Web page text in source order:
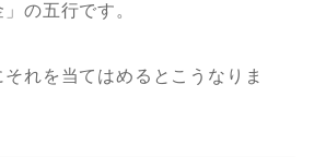
の五行です。
れを当てはめるとこうなりま